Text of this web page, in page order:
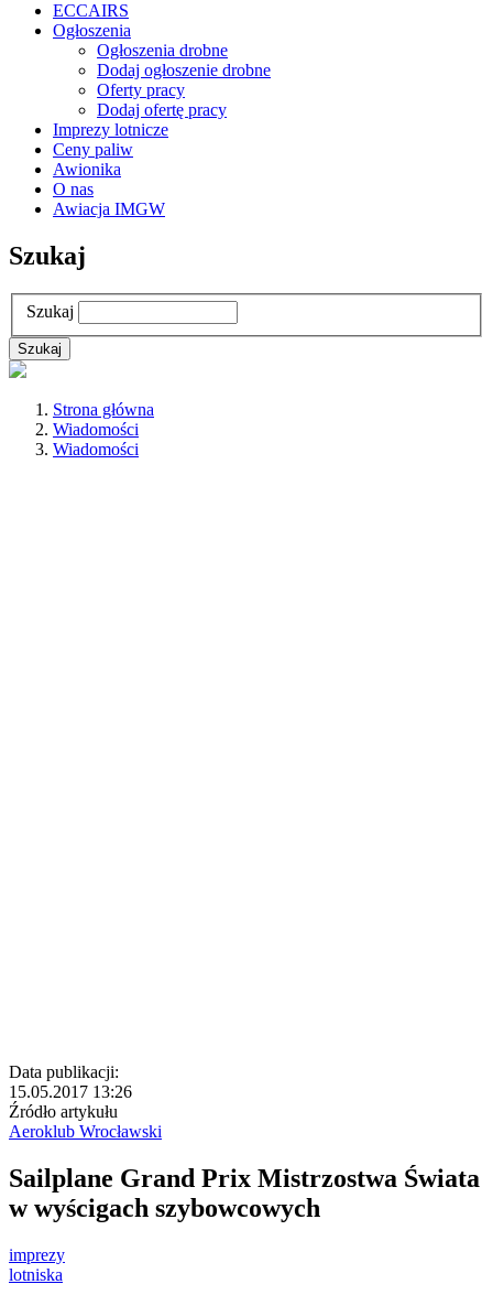
ECCAIRS
Ogłoszenia
Ogłoszenia drobne
Dodaj ogłoszenie drobne
Oferty pracy
Dodaj ofertę pracy
Imprezy lotnicze
Ceny paliw
Awionika
O nas
Awiacja IMGW
Szukaj
Szukaj
Strona główna
Wiadomości
Wiadomości
Data publikacji:
15.05.2017 13:26
Źródło artykułu
Aeroklub Wrocławski
Sailplane Grand Prix Mistrzostwa Świata
w wyścigach szybowcowych
imprezy
lotniska